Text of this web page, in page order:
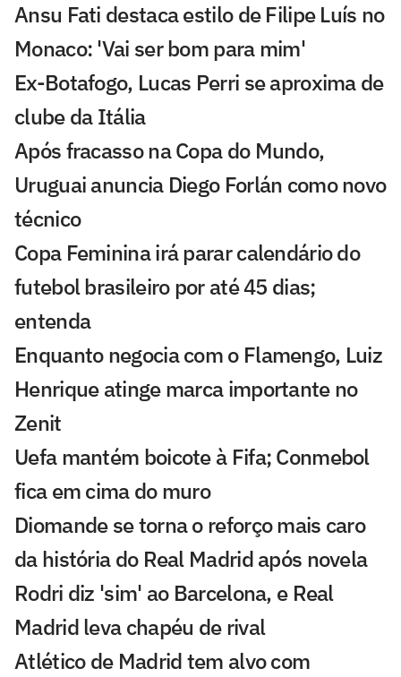
Ansu Fati destaca estilo de Filipe Luís no
Monaco: 'Vai ser bom para mim'
Ex-Botafogo, Lucas Perri se aproxima de
clube da Itália
Após fracasso na Copa do Mundo,
Uruguai anuncia Diego Forlán como novo
técnico
Copa Feminina irá parar calendário do
futebol brasileiro por até 45 dias;
entenda
Enquanto negocia com o Flamengo, Luiz
Henrique atinge marca importante no
Zenit
Uefa mantém boicote à Fifa; Conmebol
fica em cima do muro
Diomande se torna o reforço mais caro
da história do Real Madrid após novela
Rodri diz 'sim' ao Barcelona, e Real
Madrid leva chapéu de rival
Atlético de Madrid tem alvo com